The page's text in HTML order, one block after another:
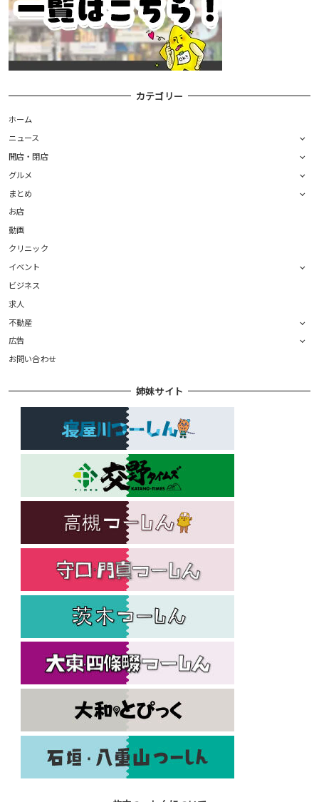
カテゴリー
ホーム
ニュース
開店・閉店
グルメ
まとめ
お店
動画
クリニック
イベント
ビジネス
求人
不動産
広告
お問い合わせ
姉妹サイト